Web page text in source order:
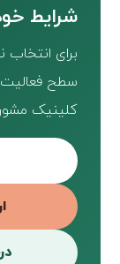
شرایط
برای انتخاب
سطح فعالیت
کلینیک